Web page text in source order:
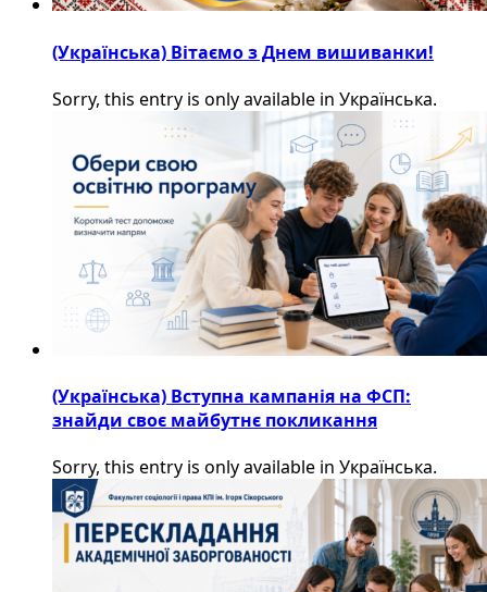
(Українська) Вітаємо з Днем вишиванки!
Sorry, this entry is only available in Українська.
(Українська) Вступна кампанія на ФСП:
знайди своє майбутнє покликання
Sorry, this entry is only available in Українська.